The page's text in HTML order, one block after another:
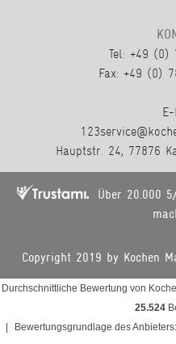
Tel: +49
Fax: +49 (0)
Hauptstr. 24, 77876
Über 20.000
Copyright 2019 by Kochen
Durchschnittliche Bewertung von
25.524
Bewertungsgrundlage des